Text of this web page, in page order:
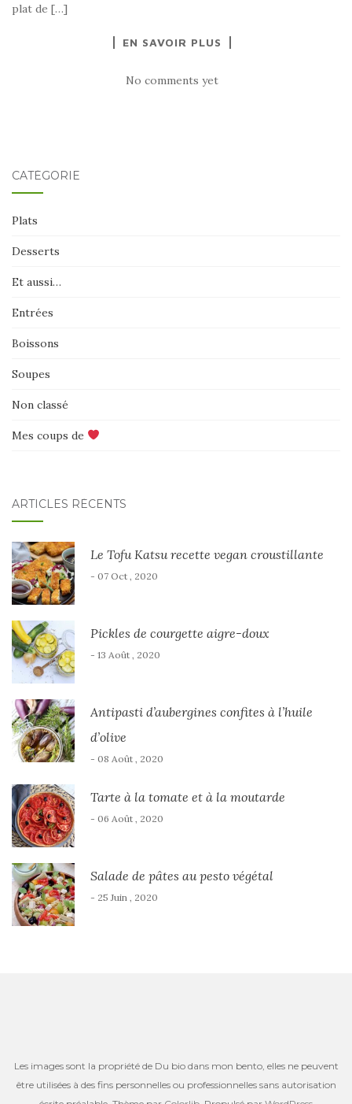
plat de […]
EN SAVOIR PLUS
No comments yet
CATÉGORIE
Plats
Desserts
Et aussi…
Entrées
Boissons
Soupes
Non classé
Mes coups de
ARTICLES RÉCENTS
Le Tofu Katsu recette vegan croustillante
- 07 Oct , 2020
Pickles de courgette aigre-doux
- 13 Août , 2020
Antipasti d’aubergines confites à l’huile
d’olive
- 08 Août , 2020
Tarte à la tomate et à la moutarde
- 06 Août , 2020
Salade de pâtes au pesto végétal
- 25 Juin , 2020
Les images sont la propriété de Du bio dans mon bento, elles ne peuvent
être utilisées à des fins personnelles ou professionnelles sans autorisation